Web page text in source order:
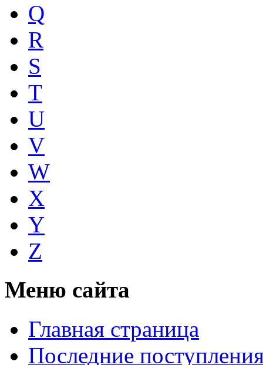
Q
R
S
T
U
V
W
X
Y
Z
Меню сайта
Главная страница
Последние